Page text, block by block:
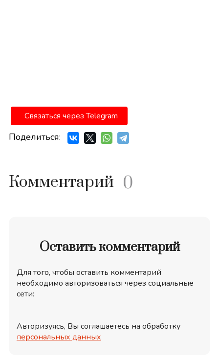
Связаться через Telegram
Поделиться:
Комментарий 0
Оставить комментарий
Для того, чтобы оставить комментарий
необходимо авторизоваться через социальные
сети:
Авторизуясь, Вы соглашаетесь на обработку
персональных данных